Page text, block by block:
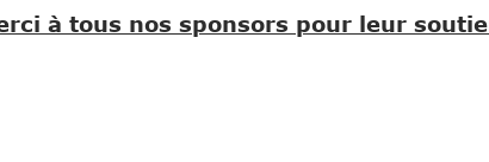
à tous nos sponsors pour leur